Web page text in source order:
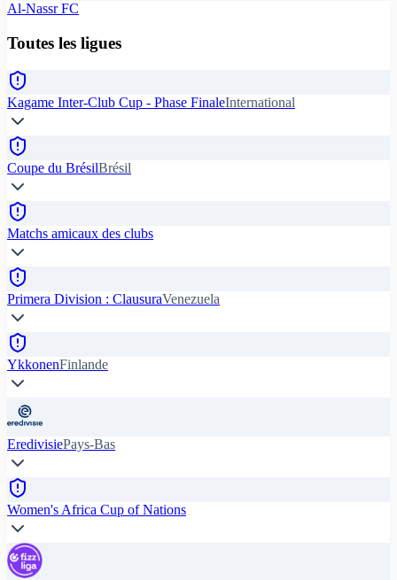
Al-Nassr FC
Toutes les ligues
Kagame Inter-Club Cup - Phase FinaleInternational
Coupe du BrésilBrésil
Matchs amicaux des clubs
Primera Division : ClausuraVenezuela
YkkonenFinlande
EredivisiePays-Bas
Women's Africa Cup of Nations